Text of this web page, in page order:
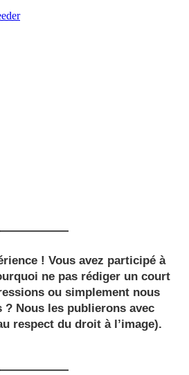
! Vous avez participé à
ne pas rédiger un court
ou simplement nous
? Nous les publierons avec
respect du droit à l’image).